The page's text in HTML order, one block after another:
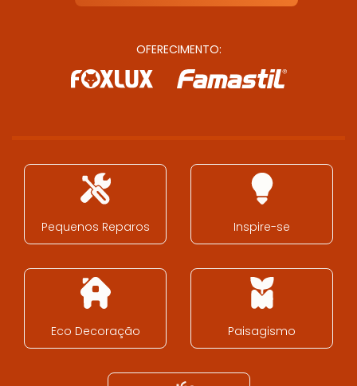
OFERECIMENTO:
Pequenos Reparos Inspire-se
Eco Decoração Paisagismo